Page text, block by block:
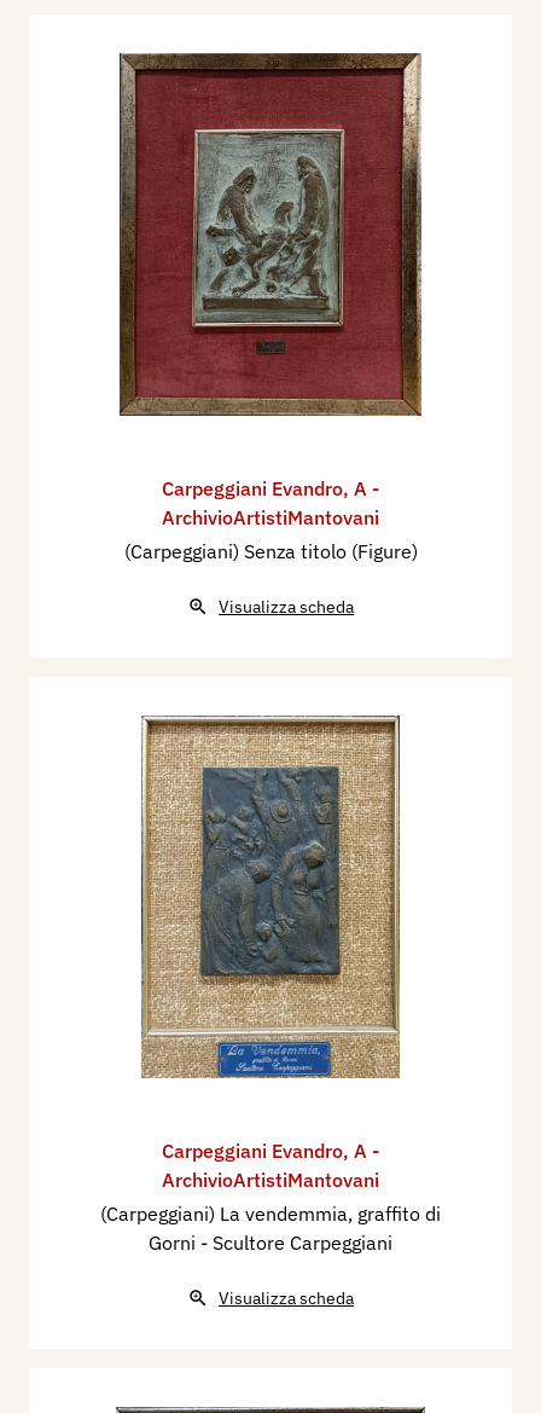
Carpeggiani Evandro, A -
ArchivioArtistiMantovani
(Carpeggiani) Senza titolo (Figure)
Visualizza scheda
Carpeggiani Evandro, A -
ArchivioArtistiMantovani
(Carpeggiani) La vendemmia, graffito di
Gorni - Scultore Carpeggiani
Visualizza scheda